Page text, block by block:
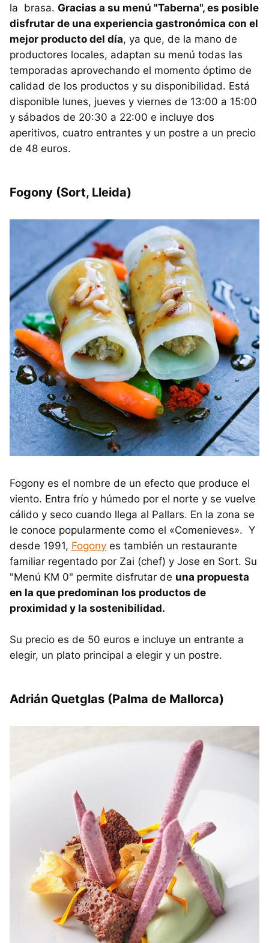
la brasa. Gracias a su menú "Taberna", es posible
disfrutar de una experiencia gastronómica con el
mejor producto del día, ya que, de la mano de
productores locales, adaptan su menú todas las
temporadas aprovechando el momento óptimo de
calidad de los productos y su disponibilidad. Está
disponible lunes, jueves y viernes de 13:00 a 15:00
y sábados de 20:30 a 22:00 e incluye dos
aperitivos, cuatro entrantes y un postre a un precio
de 48 euros.
Fogony (Sort, Lleida)
Fogony es el nombre de un efecto que produce el
viento. Entra frío y húmedo por el norte y se vuelve
cálido y seco cuando llega al Pallars. En la zona se
le conoce popularmente como el «Comenieves». Y
desde 1991, Fogony es también un restaurante
familiar regentado por Zai (chef) y Jose en Sort. Su
"Menú KM 0" permite disfrutar de una propuesta
en la que predominan los productos de
proximidad y la sostenibilidad.
Su precio es de 50 euros e incluye un entrante a
elegir, un plato principal a elegir y un postre.
Adrián Quetglas (Palma de Mallorca)